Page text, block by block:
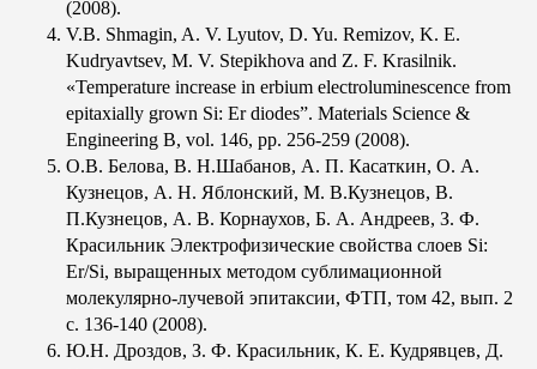
(2008).
V.B. Shmagin, A. V. Lyutov, D. Yu. Remizov, K. E.
Kudryavtsev, M. V. Stepikhova and Z. F. Krasilnik.
«Temperature increase in erbium electroluminescence from
epitaxially grown Si: Er diodes”. Materials Science &
Engineering B, vol. 146, pp. 256-259 (2008).
О.В. Белова, В. Н.Шабанов, А. П. Касаткин, О. А.
Кузнецов, А. Н. Яблонский, М. В.Кузнецов, В.
П.Кузнецов, А. В. Корнаухов, Б. А. Андреев, З. Ф.
Красильник Электрофизические свойства слоев Si:
Er/Si, выращенных методом сублимационной
молекулярно-лучевой эпитаксии, ФТП, том 42, вып. 2
с. 136-140 (2008).
Ю.Н. Дроздов, З. Ф. Красильник, К. Е. Кудрявцев, Д.